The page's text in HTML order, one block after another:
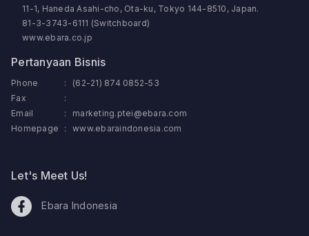
11-1, Haneda Asahi-cho, Ota-ku, Tokyo 144-8510, Japan.
81-3-3743-6111 (Switchboard)
www.ebara.co.jp
Pertanyaan Bisnis
Phone :
(62-21) 874 0852-53
Fax
:
Email
:
marketing.ptei@ebara.com
Homepage
: www.ebaraindonesia.com
Let's Meet Us!
Ebara Indonesia